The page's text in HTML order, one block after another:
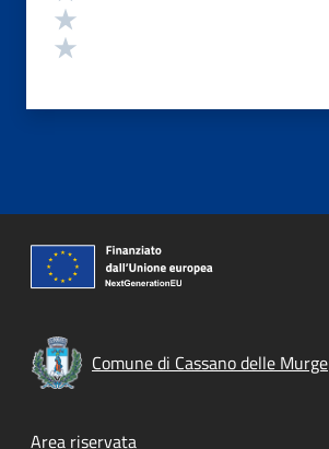
Comune di Cassano delle Murge
Area riservata